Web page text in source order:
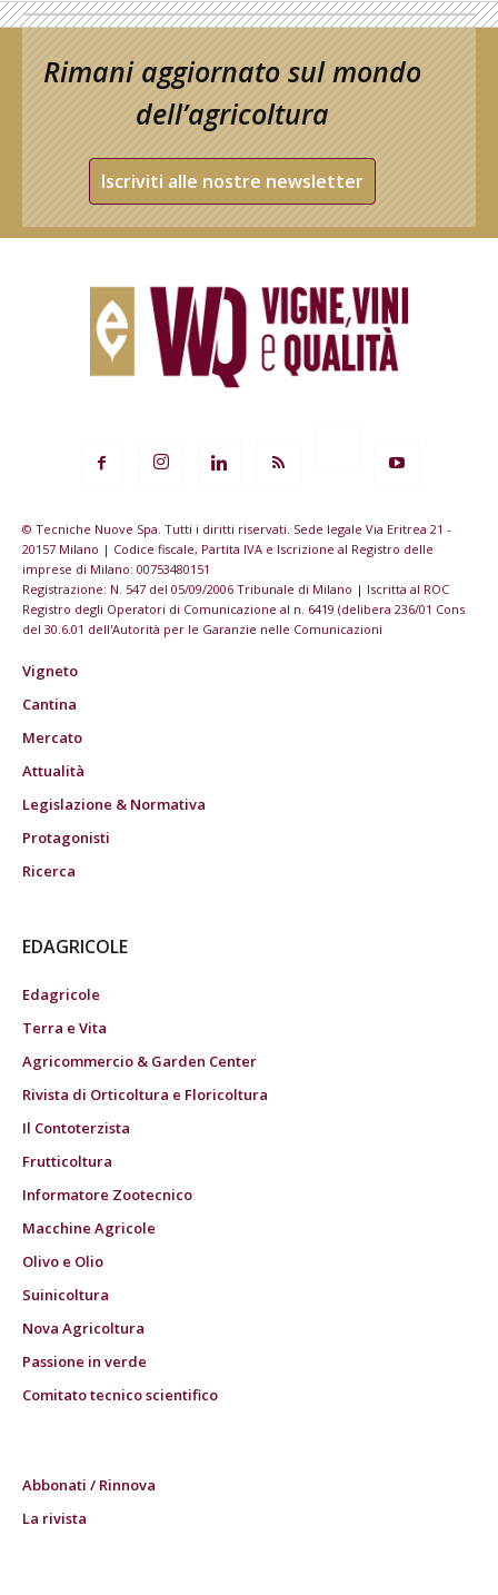
Rimani aggiornato sul mondo
dell’agricoltura
Iscriviti alle nostre newsletter
© Tecniche Nuove Spa. Tutti i diritti riservati. Sede legale Via Eritrea 21 -
20157 Milano | Codice fiscale, Partita IVA e Iscrizione al Registro delle
imprese di Milano: 00753480151
Registrazione: N. 547 del 05/09/2006 Tribunale di Milano | Iscritta al ROC
Registro degli Operatori di Comunicazione al n. 6419 (delibera 236/01 Cons
del 30.6.01 dell'Autorità per le Garanzie nelle Comunicazioni
Vigneto
Cantina
Mercato
Attualità
Legislazione & Normativa
Protagonisti
Ricerca
EDAGRICOLE
Edagricole
Terra e Vita
Agricommercio & Garden Center
Rivista di Orticoltura e Floricoltura
Il Contoterzista
Frutticoltura
Informatore Zootecnico
Macchine Agricole
Olivo e Olio
Suinicoltura
Nova Agricoltura
Passione in verde
Comitato tecnico scientifico
Abbonati / Rinnova
La rivista